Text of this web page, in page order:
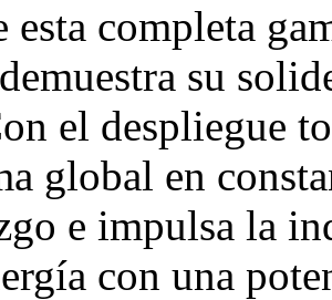
esta completa
su
el despliegue
global en
e impulsa la
con una